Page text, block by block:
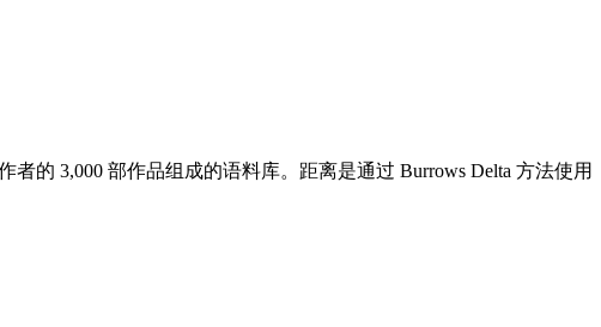
的 3,000 部作品组成的语料库。距离是通过 Burrows Delta 方法使用